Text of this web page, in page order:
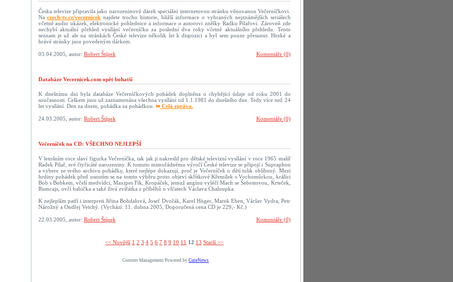
Česka televize připravila jako narozeninový dárek speciální internetovou stránku věnovanou Večerníčkovi.
Naczech-tv.cz/vecernicek najdete trochu historie, bližší informace o vybraných nejznámějších seriálech
včetně audio ukázek, elektronické pohlednice a informace o autorovi znělky Radku Pilařovi. Zároveň zde
nechybí aktuální přehled vysílání večerníčku za poslední dva roky včetně aktuálního přehledu. Tento
seznam je už ale na stránkách České televize několik let k dispozici a byl sem pouze přesunut. Hezké a
hrávé stránky jsou povedeným dárkem.
Komentáře (0)
03.04.2005, autor: Robert Štípek
Databáze Vecernicek.com opět bohatší
K dnešnímu dni byla databáze Večerníčkových pohádek doplněna o chybějící údaje od roku 2001 do
současnosti. Celkem jsou už zaznamenána všechna vysílání od 1.1.1981 do dnešního dne. Tedy více než 24
let vysílání. Den za dnem, pohádka za pohádkou.
Celá zpráva.
Komentáře (0)
24.03.2005, autor: Robert Štípek
Večerníček na CD: VŠECHNO NEJLEPŠÍ
V letošním roce slaví figurka Večerníčka, tak jak ji nakreslil pro dětské televizní vysílání v roce 1965 malíř
Radek Pilař, své čtyřicáté narozeniny. K tomuto mimořádnému výročí České televize se připojí i Supraphon
a vybere ze svého archivu pohádky, které nejlépe dokazují, proč je Večerníček u dětí tolik oblíbený. Mezi
hrdiny pohádek před usnutím se na tomto výběru proto objeví skřítkové Křemílek s Vochomůrkou, králíci
Bob s Bobkem, včelí medvídci, Maxipes Fík, Kropáček, jemuž angínu vyléčí Mach se Šebestovou, Krteček,
Rumcajs, ovčí babička a také živá zvířátka z příběhů o vlčatech Václava Chaloupka.
K nejlepším patří i interpreti Jiřina Bohdalová, Josef Dvořák, Karel Höger, Marek Eben, Václav Vydra, Petr
Nárožný a Ondřej Vetchý. (Vychází: 11. dubna 2005, Doporučená cena CD je 229,- Kč.)
Komentáře (0)
22.03.2005, autor: Robert Štípek
<< Novější­ 1 2 3 4 5 6 7 8 9 10 11 12 13 Starší >>
Content Management Powered by CuteNews